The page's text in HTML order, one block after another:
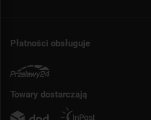
Płatności obsługuje
Towary dostarczają